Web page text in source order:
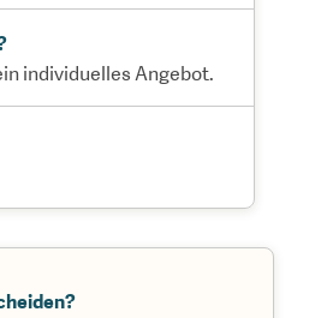
individuelles Angebot.